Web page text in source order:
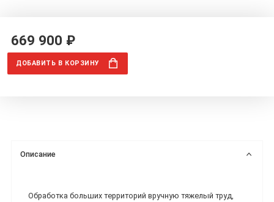
669 900 ₽
ДОБАВИТЬ В КОРЗИНУ
Описание
Обработка больших территорий вручную тяжелый труд,